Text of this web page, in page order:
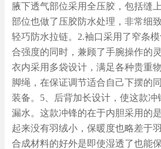
腋下透气部位采用全压胶，包括缝
部位也做了压胶防水处理，非常细
轻巧防水拉链。2.袖口采用了窄条
合强度的同时，兼顾了手腕操作的
衣内采用多袋设计，满足各种贵重
脚绳，在保证调节适合自己下摆的
装备。5、后背加长设计，使这款
漏水。这款冲锋的在于内胆采用的
起来没有羽绒小，保暖度也略差于
合成材料的好外是即使湿透了也能